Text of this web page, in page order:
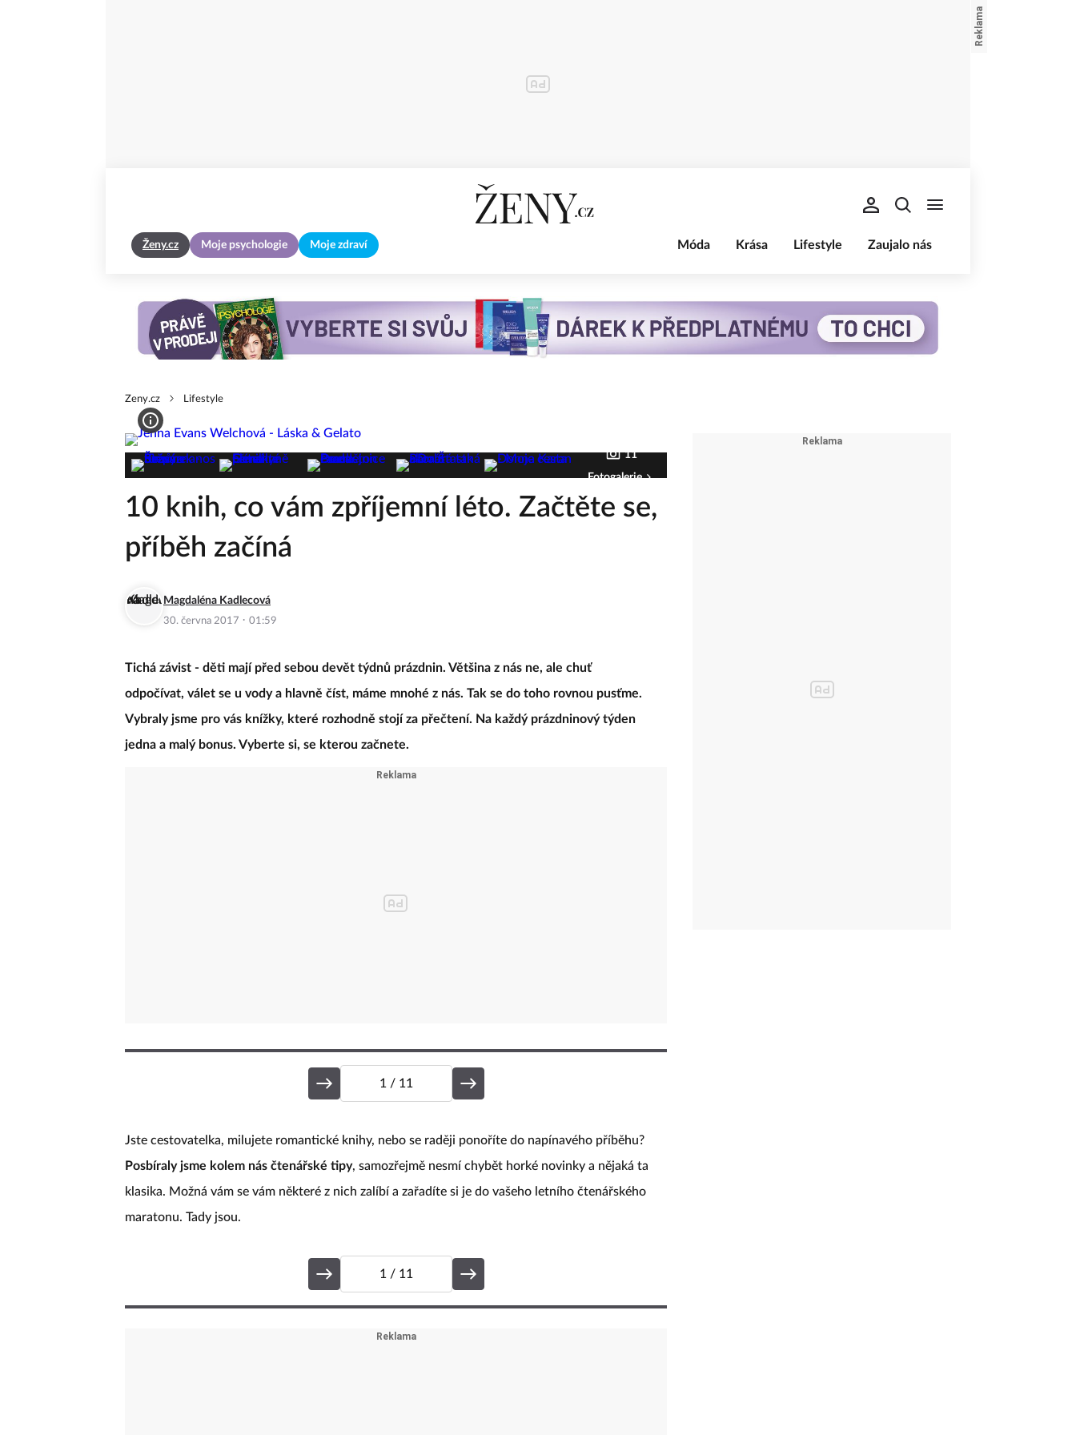
Ženy.cz Moje psychologie Moje zdraví Móda Krása Lifestyle Zaujalo nás
Zeny.cz Lifestyle
11
Fotogalerie
10 knih, co vám zpříjemní léto. Začtěte se,
příběh začíná
Magdaléna Kadlecová
30. června 2017 · 01:59
Tichá závist - děti mají před sebou devět týdnů prázdnin. Většina z nás ne, ale chuť
odpočívat, válet se u vody a hlavně číst, máme mnohé z nás. Tak se do toho rovnou pusťme.
Vybraly jsme pro vás knížky, které rozhodně stojí za přečtení. Na každý prázdninový týden
jedna a malý bonus. Vyberte si, se kterou začnete.
1 / 11
Jste cestovatelka, milujete romantické knihy, nebo se raději ponoříte do napínavého příběhu?
Posbíraly jsme kolem nás čtenářské tipy, samozřejmě nesmí chybět horké novinky a nějaká ta
klasika. Možná vám se vám některé z nich zalíbí a zařadíte si je do vašeho letního čtenářského
maratonu. Tady jsou.
1 / 11